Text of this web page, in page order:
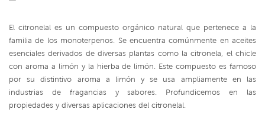
El citronelal es un compuesto orgánico natural que pertenece a la
familia de los monoterpenos. Se encuentra comúnmente en aceites
esenciales derivados de diversas plantas como la citronela, el chicle
con aroma a limón y la hierba de limón. Este compuesto es famoso
por su distintivo aroma a limón y se usa ampliamente en las
industrias de fragancias y sabores. Profundicemos en las
propiedades y diversas aplicaciones del citronelal.